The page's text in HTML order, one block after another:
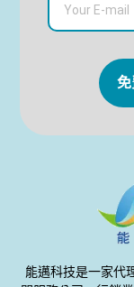
免
能邁科技是一家代